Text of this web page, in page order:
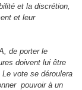
et la discrétion,
et leur
de porter le
doivent lui être
vote se déroulera
pouvoir à un